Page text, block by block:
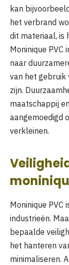
kan
het verbrand
dit materiaal, is
Moninique PVC
naar
van het
zijn.
maatschappij
aangemoedigd
verkleinen.
Moninique
industrieën.
bepaalde
het hanteren
minimaliseren.